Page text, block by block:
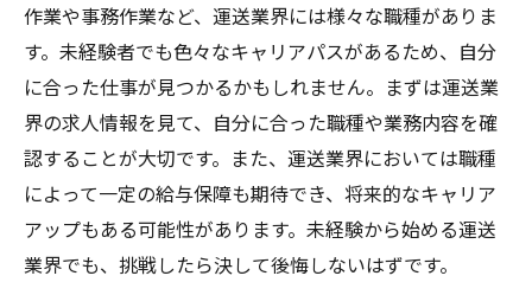
作業や事務作業など、運送業界には様々な職種がありま
す。未経験者でも色々なキャリアパスがあるため、自分
に合った仕事が見つかるかもしれません。まずは運送業
界の求人情報を見て、自分に合った職種や業務内容を確
認することが大切です。また、運送業界においては職種
によって一定の給与保障も期待でき、将来的なキャリア
アップもある可能性があります。未経験から始める運送
業界でも、挑戦したら決して後悔しないはずです。